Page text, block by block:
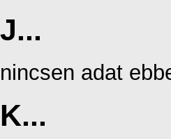
J...
nincsen adat
K...